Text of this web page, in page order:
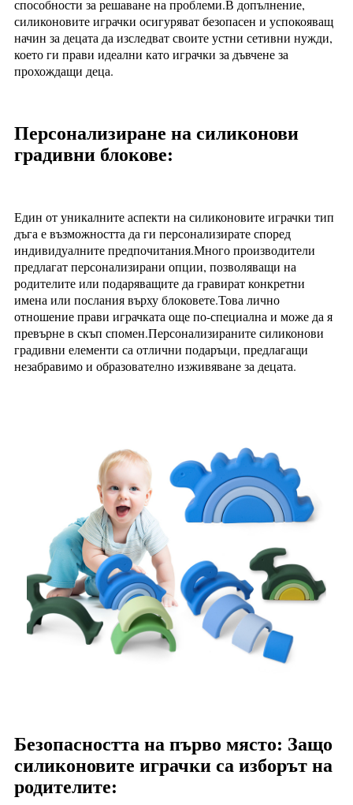
способности за решаване на проблеми.В допълнение,
силиконовите играчки осигуряват безопасен и успокояващ
начин за децата да изследват своите устни сетивни нужди,
което ги прави идеални като играчки за дъвчене за
прохождащи деца.
Персонализиране на силиконови
градивни блокове:
Един от уникалните аспекти на силиконовите играчки тип
дъга е възможността да ги персонализирате според
индивидуалните предпочитания.Много производители
предлагат персонализирани опции, позволяващи на
родителите или подаряващите да гравират конкретни
имена или послания върху блоковете.Това лично
отношение прави играчката още по-специална и може да я
превърне в скъп спомен.Персонализираните силиконови
градивни елементи са отлични подаръци, предлагащи
незабравимо и образователно изживяване за децата.
Безопасността на първо място: Защо
силиконовите играчки са изборът на
родителите: